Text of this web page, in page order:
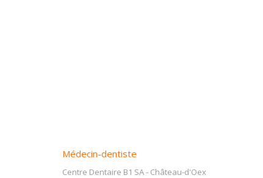
Médecin-dentiste
Centre Dentaire B1 SA- Château-d'Oex